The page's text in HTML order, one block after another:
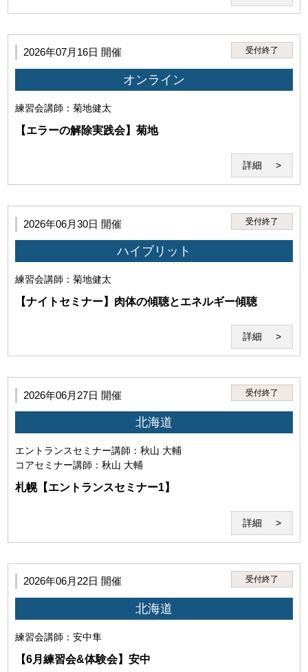
1.利用者は、本サービスのセミナー受講その他に際して、以
下の行為を行ってはなりません。
(1)本サービスを利用する権利を他者に譲渡し、使用さ
供する行為
権、特許権、実用新案権、意匠権、商標権、肖像権、プ
ライバシーを侵害する行為。
2026年07月16日 開催 受付終了
オンライン
練習会講師：菊地健太
【エラーの解除実践会】菊地
詳細
2026年06月30日 開催 受付終了
ハイブリット
練習会講師：菊地健太
【ナイトセミナー】肉体の傾聴とエネルギー傾聴
詳細
2026年06月27日 開催 受付終了
北海道
エントランスセミナー講師：秋山 大輔
コアセミナー講師：秋山 大輔
札幌【エントランスセミナー1】
詳細
2026年06月22日 開催 受付終了
北海道
練習会講師：安中隼
【6月練習会&体験会】安中